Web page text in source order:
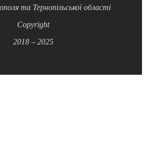
та Тернопільської області
Copyright
2018 – 2025